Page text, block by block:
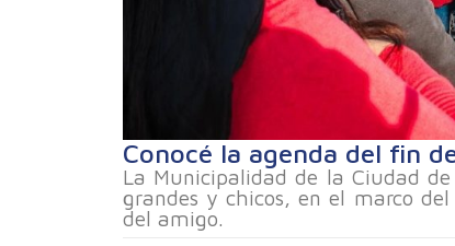
Conocé la agenda del fin
La Municipalidad de la Ciudad
grandes y chicos, en el marco
del amigo.